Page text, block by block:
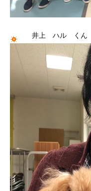
井上 ハル くん